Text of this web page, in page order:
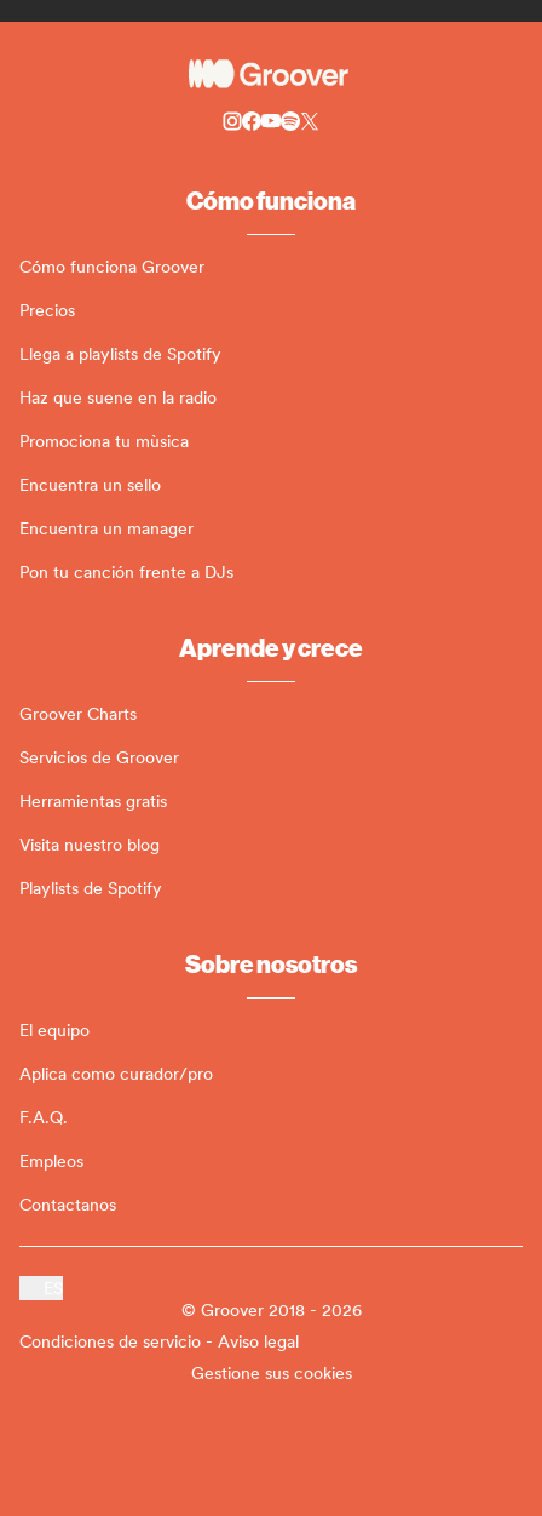
Cómo funciona
Cómo funciona Groover
Precios
Llega a playlists de Spotify
Haz que suene en la radio
Promociona tu mùsica
Encuentra un sello
Encuentra un manager
Pon tu canción frente a DJs
Aprende y crece
Groover Charts
Servicios de Groover
Herramientas gratis
Visita nuestro blog
Playlists de Spotify
Sobre nosotros
El equipo
Aplica como curador/pro
F.A.Q.
Empleos
Contactanos
© Groover 2018 - 2026
Condiciones de servicio - Aviso legal
Gestione sus cookies